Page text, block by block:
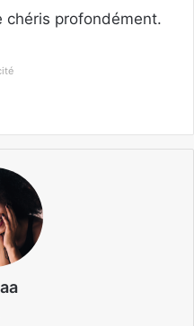
chéris profondément.